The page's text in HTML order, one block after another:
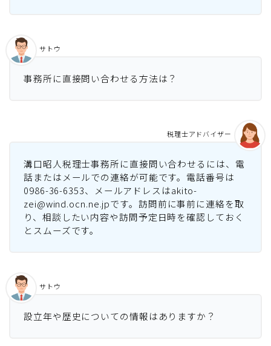
事務所に直接問い合わせる方法は？
サトウ
溝口昭人税理士事務所に直接問い合わせるには、電
話またはメールでの連絡が可能です。電話番号は
0986-36-6353、メールアドレスはakito-
zei@wind.ocn.ne.jpです。訪問前に事前に連絡を取
り、相談したい内容や訪問予定日時を確認しておく
とスムーズです。
税理士アドバイザー
設立年や歴史についての情報はありますか？
サトウ